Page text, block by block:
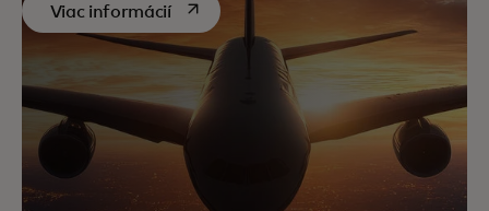
Viac informáciíopens in a new tab